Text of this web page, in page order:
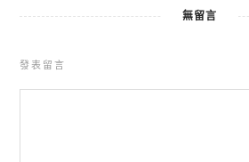
無留言
發表留言